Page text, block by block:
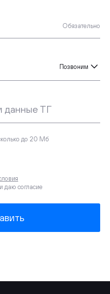
Обязательно
Позвоним
данные ТГ
до 20 Мб
даю согласие